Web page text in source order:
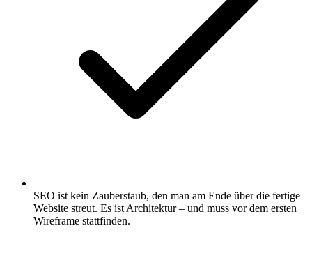
SEO ist kein Zauberstaub, den man am Ende über die fertige
Website streut. Es ist Architektur – und muss vor dem ersten
Wireframe stattfinden.